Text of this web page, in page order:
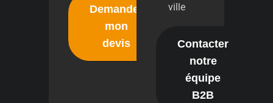
Demander
mon
devis
ville
Contacter
notre
équipe
B2B